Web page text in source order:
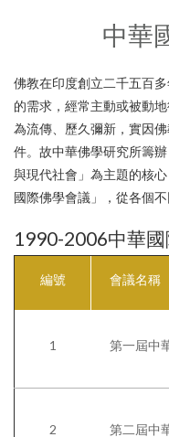
中華
佛教在印度創立二千五百
的需求，經常主動或被動
為流傳、歷久彌新，實因
件。故中華佛學研究所籌
與現代社會」為主題的核
國際佛學會議」，從各個
1990-2006中華
編號 會議名稱
1 第一屆中
2 第二屆中